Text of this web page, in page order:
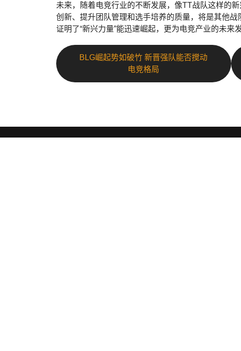
未来，随着电竞行业的不断发展，像TT战队这样的
创新、提升团队管理和选手培养的质量，将是其他
证明了“新兴力量”能迅速崛起，更为电竞产业的未来
BLG崛起势如破竹 新晋强队能否搅动
电竞格局